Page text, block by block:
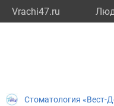
Vrachi47.ru
Стоматология «Вест-